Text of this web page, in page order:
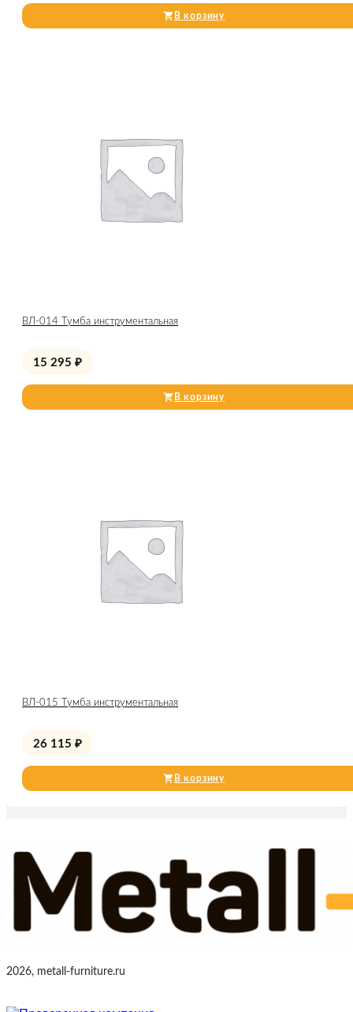
В корзину
ВЛ-014 Тумба инструментальная
15 295 ₽
В корзину
ВЛ-015 Тумба инструментальная
26 115 ₽
В корзину
2026, metall-furniture.ru